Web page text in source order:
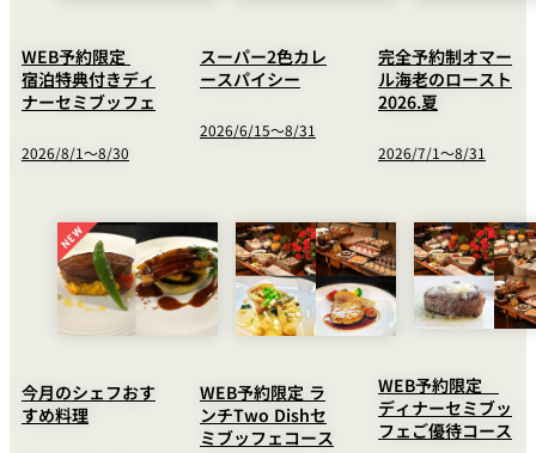
WEB予約限定
宿泊特典付きディ
ナーセミブッフェ
2026/8/1～8/30
スーパー2色カレ
ースパイシー
2026/6/15～8/31
完全予約制オマー
ル海老のロースト
2026.夏
2026/7/1～8/31
今月のシェフおす
すめ料理
WEB予約限定 ラ
ンチTwo Dishセ
ミブッフェコース
WEB予約限定
ディナーセミブッ
フェご優待コース